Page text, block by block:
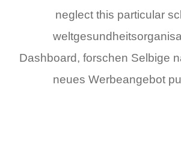
neglect this particular
Dashboard, forschen Selbige
neues Werbeangebot